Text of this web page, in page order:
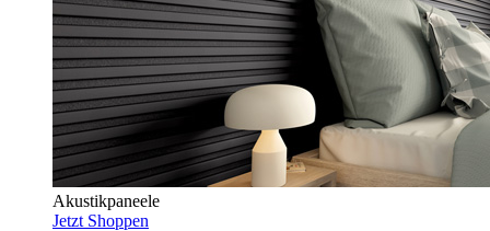
Akustikpaneele
Jetzt Shoppen